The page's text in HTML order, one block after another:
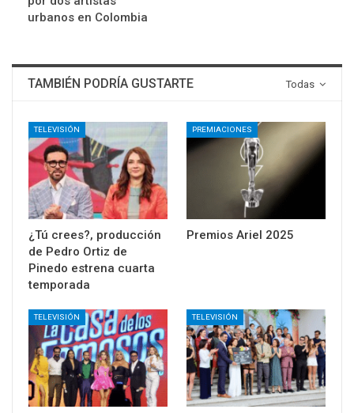
urbanos en Colombia
Todas
TAMBIÉN PODRÍA GUSTARTE
TELEVISIÓN
¿Tú crees?, producción
de Pedro Ortiz de
Pinedo estrena cuarta
temporada
PREMIACIONES
Premios Ariel 2025
TELEVISIÓN TELEVISIÓN